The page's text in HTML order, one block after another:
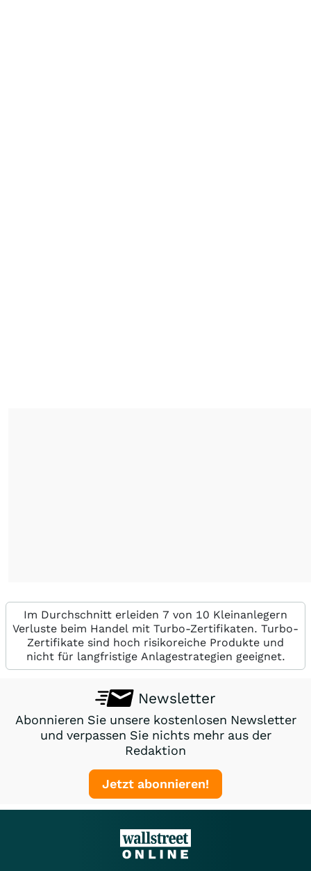
Im Durchschnitt erleiden 7 von 10 Kleinanlegern
Verluste beim Handel mit Turbo-Zertifikaten. Turbo-
Zertifikate sind hoch risikoreiche Produkte und
nicht für langfristige Anlagestrategien geeignet.
Newsletter
Abonnieren Sie unsere kostenlosen Newsletter
und verpassen Sie nichts mehr aus der
Redaktion
Jetzt abonnieren!